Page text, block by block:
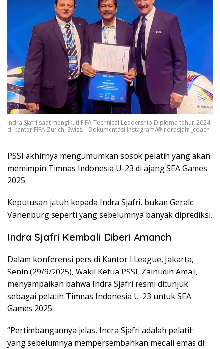
Indra Sjafri saat mengikuti FIFA Technical Leadership Diploma tahun 2024
di kantor FIFA Zurich, Swiss. - Dokumentasi Instagram/@indrasjafri_coach
PSSI akhirnya mengumumkan sosok pelatih yang akan
memimpin Timnas Indonesia U-23 di ajang SEA Games
2025.
Keputusan jatuh kepada Indra Sjafri, bukan Gerald
Vanenburg seperti yang sebelumnya banyak diprediksi.
Indra Sjafri Kembali Diberi Amanah
Dalam konferensi pers di Kantor I.League, Jakarta,
Senin (29/9/2025), Wakil Ketua PSSI, Zainudin Amali,
menyampaikan bahwa Indra Sjafri resmi ditunjuk
sebagai pelatih Timnas Indonesia U-23 untuk SEA
Games 2025.
“Pertimbangannya jelas, Indra Sjafri adalah pelatih
yang sebelumnya mempersembahkan medali emas di